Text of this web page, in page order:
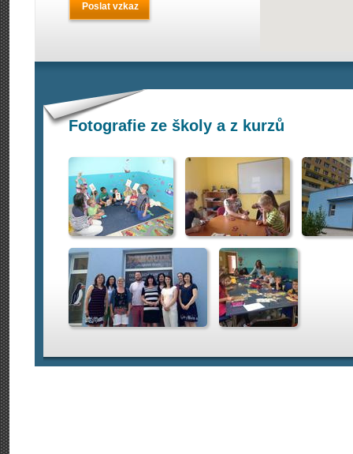
Poslat vzkaz
Fotografie ze školy a z kurzů